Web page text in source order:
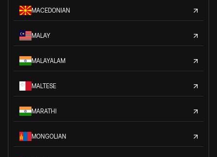
MACEDONIAN
MALAY
MALAYALAM
MALTESE
MARATHI
MONGOLIAN